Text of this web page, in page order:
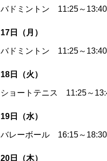
バドミントン 11:25～
17日（月）
バドミントン 11:25～
18日（火）
ショートテニス 11:25～
19日（水）
バレーボール 16:15～
20日（木）